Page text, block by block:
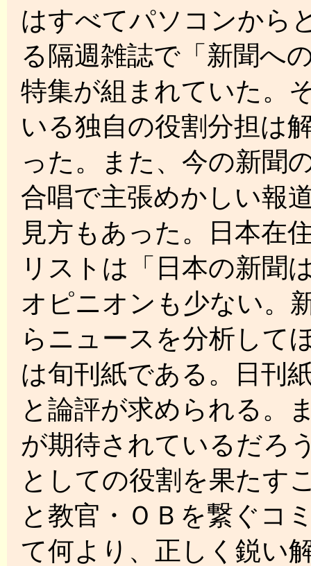
はすべてパソコンから
る隔週雑誌で「新聞へ
特集が組まれていた。
いる独自の役割分担は
った。また、今の新聞
合唱で主張めかしい報
見方もあった。日本在
リストは「日本の新聞
オピニオンも少ない。
らニュースを分析して
は旬刊紙である。日刊
と論評が求められる。
が期待されているだろ
としての役割を果たす
と教官・ＯＢを繋ぐコ
て何より、正しく鋭い